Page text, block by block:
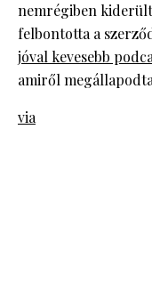
nemrégiben
felbontotta a
jóval kevesebb
amiről
via